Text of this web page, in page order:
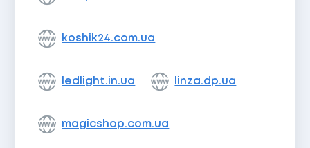
koshik24.com.ua
ledlight.in.ua linza.dp.ua
magicshop.com.ua